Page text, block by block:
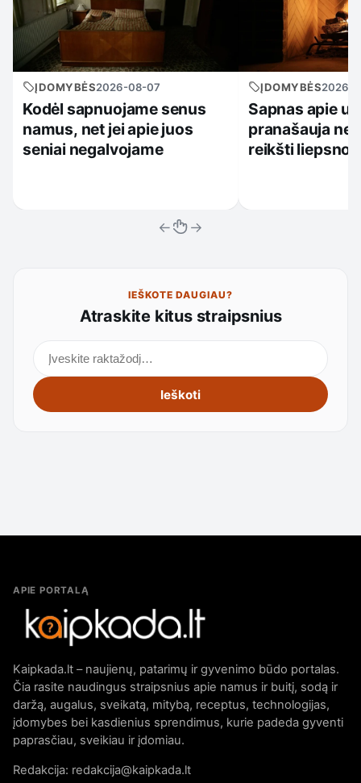
ĮDOMYBĖS2026-08-07
Kodėl sapnuojame senus
namus, net jei apie juos
seniai negalvojame
ĮDOMYBĖS2026-
Sapnas apie
pranašauja
reikšti
← →
IEŠKOTE DAUGIAU?
Atraskite kitus straipsnius
Ieškoti
APIE PORTALĄ
Kaipkada.lt – naujienų, patarimų ir gyvenimo būdo portalas.
Čia rasite naudingus straipsnius apie namus ir buitį, sodą ir
daržą, augalus, sveikatą, mitybą, receptus, technologijas,
įdomybes bei kasdienius sprendimus, kurie padeda gyventi
paprasčiau, sveikiau ir įdomiau.
Redakcija: redakcija@kaipkada.lt